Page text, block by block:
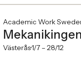
Academic Work
Västerås1/7 – 28/12